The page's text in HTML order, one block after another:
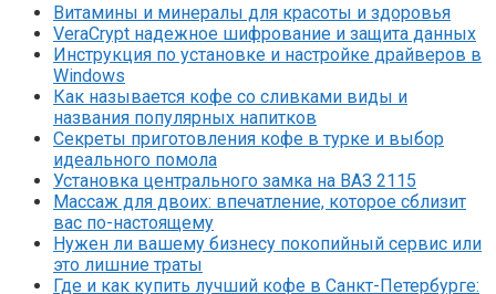
Витамины и минералы для красоты и здоровья
VeraCrypt надежное шифрование и защита данных
Инструкция по установке и настройке драйверов в
Windows
Как называется кофе со сливками виды и
названия популярных напитков
Секреты приготовления кофе в турке и выбор
идеального помола
Установка центрального замка на ВАЗ 2115
Массаж для двоих: впечатление, которое сблизит
вас по-настоящему
Нужен ли вашему бизнесу покопийный сервис или
это лишние траты
Где и как купить лучший кофе в Санкт-Петербурге: